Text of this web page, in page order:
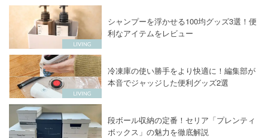
シャンプーを浮かせる100均グッズ3選！便
利なアイテムをレビュー
冷凍庫の使い勝手をより快適に！編集部が
本音でジャッジした便利グッズ2選
段ボール収納の定番！セリア「プレンティ
ボックス」の魅力を徹底解説